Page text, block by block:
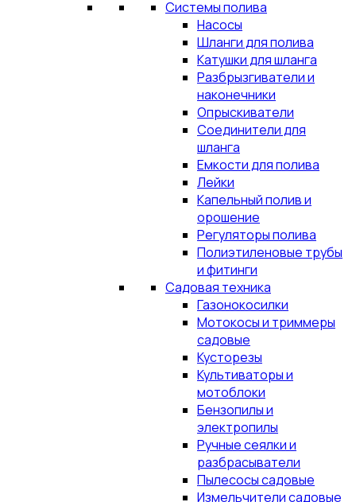
Системы полива
Насосы
Шланги для полива
Катушки для шланга
Разбрызгиватели и
наконечники
Опрыскиватели
Соединители для
шланга
Емкости для полива
Лейки
Капельный полив и
орошение
Регуляторы полива
Полиэтиленовые трубы
и фитинги
Садовая техника
Газонокосилки
Мотокосы и триммеры
садовые
Кусторезы
Культиваторы и
мотоблоки
Бензопилы и
электропилы
Ручные сеялки и
разбрасыватели
Пылесосы садовые
Измельчители садовые